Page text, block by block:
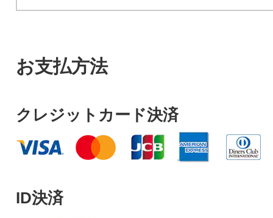
お支払方法
クレジットカード決済
ID決済